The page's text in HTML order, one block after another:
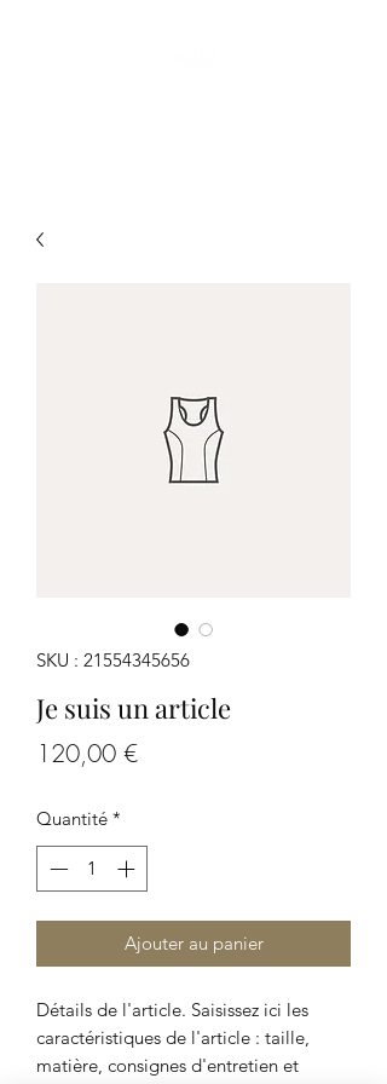
SKU : 21554345656
Je suis un article
120,00 €Prix
Quantité *
Ajouter au panier
Détails de l'article. Saisissez ici les
caractéristiques de l'article : taille,
matière, consignes d'entretien et